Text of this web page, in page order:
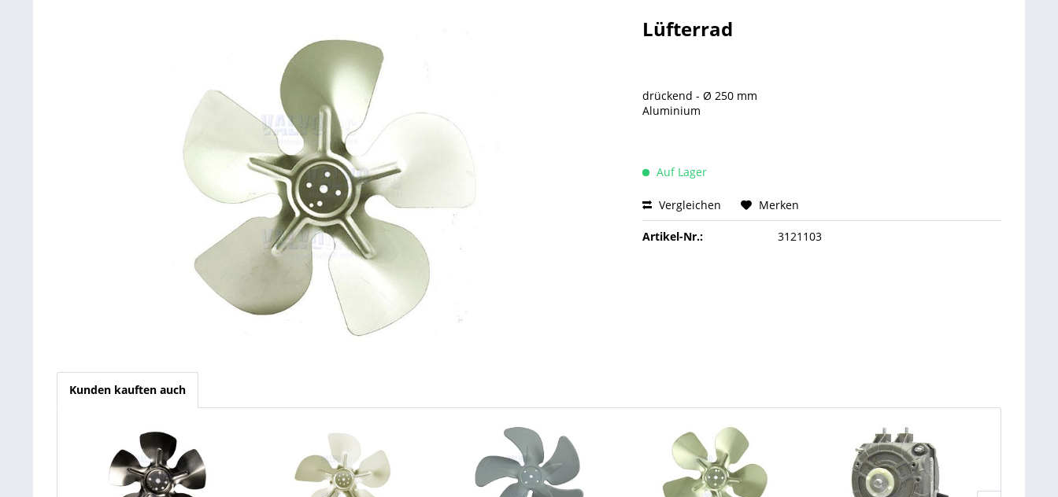
Lüfterrad
drückend - Ø 250 mm
Aluminium
Auf Lager
Vergleichen Merken
Artikel-Nr.: 3121103
Kunden kauften auch